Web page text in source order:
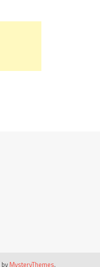
MysteryThemes.